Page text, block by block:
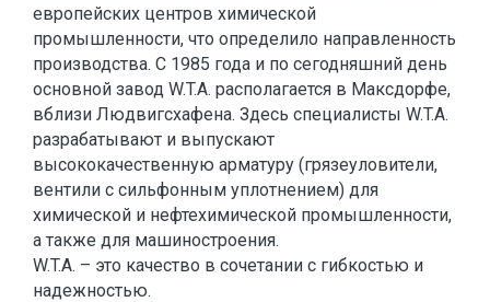
европейских центров химической
промышленности, что определило направленность
производства. С 1985 года и по сегодняшний день
основной завод W.T.A. располагается в Максдорфе,
вблизи Людвигсхафена. Здесь специалисты W.T.A.
разрабатывают и выпускают
высококачественную арматуру (грязеуловители,
вентили с сильфонным уплотнением) для
химической и нефтехимической промышленности,
а также для машиностроения.
W.T.A. – это качество в сочетании с гибкостью и
надежностью.